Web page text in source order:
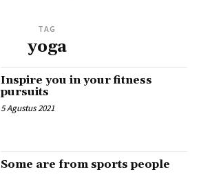
TAG
yoga
Inspire you in your fitness
pursuits
5 Agustus 2021
Some are from sports people